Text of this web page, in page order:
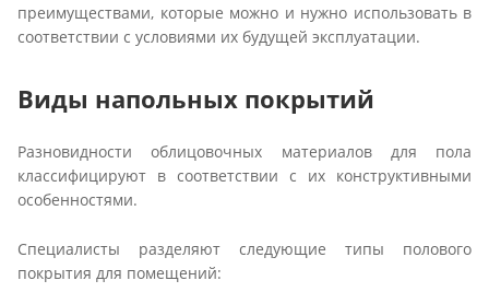
преимуществами, которые можно и нужно использовать в
соответствии с условиями их будущей эксплуатации.
Виды напольных покрытий
Разновидности облицовочных материалов для пола
классифицируют в соответствии с их конструктивными
особенностями.
Специалисты разделяют следующие типы полового
покрытия для помещений: